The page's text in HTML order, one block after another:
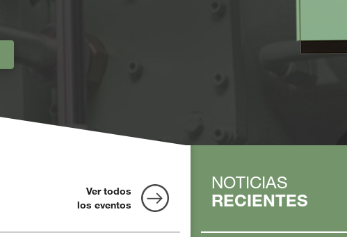
Ver todos
los eventos
NOTICIAS
RECIENTES